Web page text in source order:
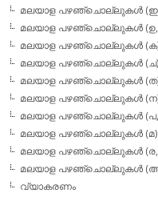
മലയാള പഴഞ്ചൊല്ലുകള്‍
മലയാള പഴഞ്ചൊല്ലുകള്‍
മലയാള പഴഞ്ചൊല്ലുകള്‍
മലയാള പഴഞ്ചൊല്ലുകള്‍ (ച)
മലയാള പഴഞ്ചൊല്ലുകള്‍
മലയാള പഴഞ്ചൊല്ലുകള്‍
മലയാള പഴഞ്ചൊല്ലുകള്‍
മലയാള പഴഞ്ചൊല്ലുകള്‍ (മ)
മലയാള പഴഞ്ചൊല്ലുകള്‍
മലയാള പഴഞ്ചൊല്ലുകൾ
വ്യാകരണം